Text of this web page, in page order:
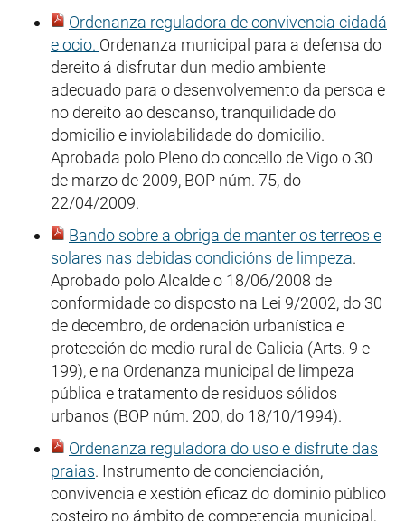
Ordenanza reguladora de convivencia cidadá
e ocio. Ordenanza municipal para a defensa do
dereito á disfrutar dun medio ambiente
adecuado para o desenvolvemento da persoa e
no dereito ao descanso, tranquilidade do
domicilio e inviolabilidade do domicilio.
Aprobada polo Pleno do concello de Vigo o 30
de marzo de 2009, BOP núm. 75, do
22/04/2009.
Bando sobre a obriga de manter os terreos e
solares nas debidas condicións de limpeza.
Aprobado polo Alcalde o 18/06/2008 de
conformidade co disposto na Lei 9/2002, do 30
de decembro, de ordenación urbanística e
protección do medio rural de Galicia (Arts. 9 e
199), e na Ordenanza municipal de limpeza
pública e tratamento de residuos sólidos
urbanos (BOP núm. 200, do 18/10/1994).
Ordenanza reguladora do uso e disfrute das
praias. Instrumento de concienciación,
convivencia e xestión eficaz do dominio público
costeiro no ámbito de competencia municipal,